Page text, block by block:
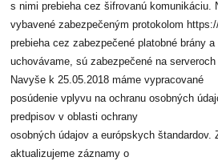
s nimi prebieha cez šifrovanú komunikáciu.
vybavené zabezpečeným protokolom
prebieha cez zabezpečené platobné brány
uchovávame, sú zabezpečené na
Navyše k 25.05.2018 máme vypracované
posúdenie vplyvu na ochranu osobných
predpisov v oblasti ochrany
osobných údajov a európskych štandardov.
aktualizujeme záznamy o